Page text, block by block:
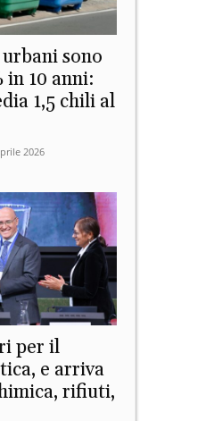
sono
in 10 anni:
1,5 chili al
2026
per il
e arriva
rifiuti,